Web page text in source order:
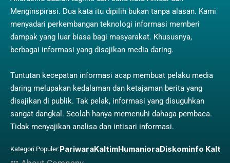
Menginspirasi. Dua kata itu dipilih bukan tanpa alasan. Kami
menyadari perkembangan teknologi informasi memberi
dampak yang luar biasa bagi masyarakat. Khususnya,
berbagai informasi yang disajikan media daring.
Tuntutan kecepatan informasi acap membuat pelaku media
daring melupakan kedalaman dan ketajaman berita yang
disajikan di publik. Tak pelak, informasi yang disuguhkan
sangat dangkal. Seolah hanya memenuhi dahaga pembaca.
Tidak menyajikan analisa dan intisari informasi.
Kategori Populer:PariwaraKaltimHumanioraDiskominfo Kaltim